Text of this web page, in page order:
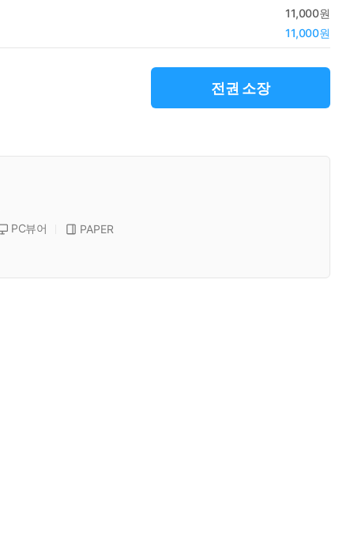
11,000원
11,000원
전권 소장
PC뷰어 PAPER